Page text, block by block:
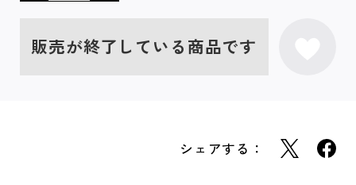
販売が終了している商品です
シェアする：